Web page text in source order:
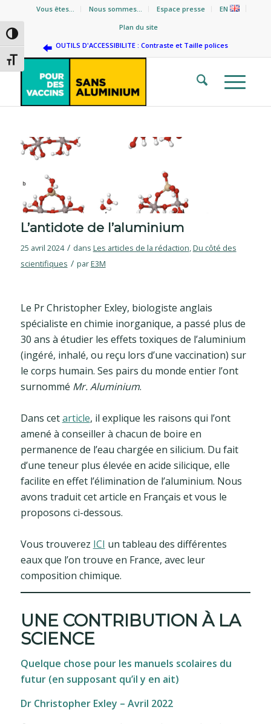
Passer en contraste élevé
Changer la taille de la police
Vous êtes… Nous sommes… Espace presse
EN
Plan du site
OUTILS D'ACCESSIBILITE : Contraste et Taille polices
L’antidote de l’aluminium
25 avril 2024 / dans Les articles de la rédaction,Du côté des
scientifiques / parE3M
Le Pr Christopher Exley, biologiste anglais
spécialiste en chimie inorganique, a passé plus de
30 ans à étudier les effets toxiques de l’aluminium
(ingéré, inhalé, ou reçu lors d’une vaccination) sur
le corps humain. Ses pairs du monde entier l’ont
surnommé Mr. Aluminium.
Dans cetarticle, il explique les raisons qui l’ont
amené à conseiller à chacun de boire en
permanence de l’eau chargée en silicium. Du fait
d’une teneur plus élevée en acide silicique, elle
facilite en effet l’élimination de l’aluminium. Nous
avons traduit cet article en Français et vous le
proposons ci-dessous.
Vous trouverez ICI un tableau des différentes
eaux que l’on trouve en France, avec leur
composition chimique.
UNE CONTRIBUTION À LA
SCIENCE
Quelque chose pour les manuels scolaires du
futur (en supposant qu’il y en ait)
Dr Christopher Exley – Avril 2022